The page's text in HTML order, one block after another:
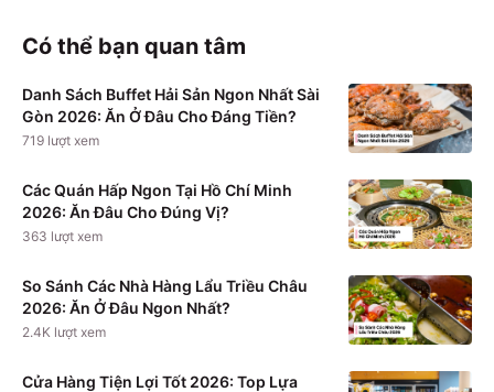
Có thể bạn quan tâm
Danh Sách Buffet Hải Sản Ngon Nhất Sài
Gòn 2026: Ăn Ở Đâu Cho Đáng Tiền?
719 lượt xem
Các Quán Hấp Ngon Tại Hồ Chí Minh
2026: Ăn Đâu Cho Đúng Vị?
363 lượt xem
So Sánh Các Nhà Hàng Lẩu Triều Châu
2026: Ăn Ở Đâu Ngon Nhất?
2.4K lượt xem
Cửa Hàng Tiện Lợi Tốt 2026: Top Lựa